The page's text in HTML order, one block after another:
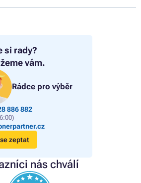
si rady?
vám.
Rádce pro výběr
886 882
zeptat
nás chválí